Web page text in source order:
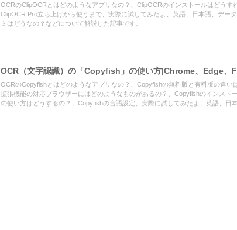
OCRのClipOCRとはどのようなアプリなの？、ClipOCRのインストールはどうす
ClipOCR Pro立ち上げから使うまで、実際に試してみたよ、英語、日本語、デー
ミはどうなの？などについて解説した記事です。
OCR（文字認識）の「Copyfish」の使い方|Chrome、Edge、
OCRのCopyfishとはどのようなアプリなの？、Copyfishの無料版と有料版の違い
拡張機能の対応ブラウザーにはどのようなものがあるの？、Copyfishのインスト
の使い方はどうするの？、Copyfishの言語設定、実際に試してみたよ、英語、日